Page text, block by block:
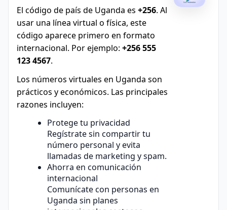
El código de país de Uganda es +256. Al
usar una línea virtual o física, este
código aparece primero en formato
internacional. Por ejemplo: +256 555
123 4567.
Los números virtuales en Uganda son
prácticos y económicos. Las principales
razones incluyen:
Protege tu privacidad
Regístrate sin compartir tu
número personal y evita
llamadas de marketing y spam.
Ahorra en comunicación
internacional
Comunícate con personas en
Uganda sin planes